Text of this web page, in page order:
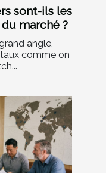
sont-ils les
marché ?
angle,
comme on